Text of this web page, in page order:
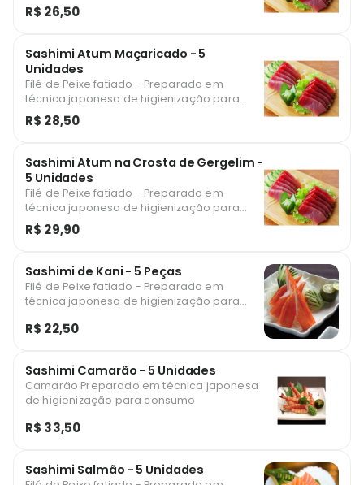
R$ 26,50
Sashimi Atum Maçaricado - 5
Unidades
Filé de Peixe fatiado - Preparado em
técnica japonesa de higienização para
consumo
R$ 28,50
Sashimi Atum na Crosta de Gergelim -
5 Unidades
Filé de Peixe fatiado - Preparado em
técnica japonesa de higienização para
consumo
R$ 29,90
Sashimi de Kani - 5 Peças
Filé de Peixe fatiado - Preparado em
técnica japonesa de higienização para
R$ 22,50
Sashimi Camarão - 5 Unidades
Camarão Preparado em técnica japonesa
de higienização para consumo
R$ 33,50
Sashimi Salmão - 5 Unidades